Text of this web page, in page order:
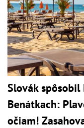
Slovák spôsobil
Benátkach:
očiam!